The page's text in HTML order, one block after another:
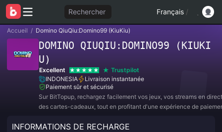
Rechercher Français /
Accueil / Domino QiuQiu:Domino99 (KiuKiu)
DOMINO QIUQIU:DOMINO99 (KIUKI
U)
Excellent
Trustpilot
INDONESIA
Livraison instantanée
Paiement sûr et sécurisé
Sur BitTopup, rechargez facilement vos jeux, vos streams en
des cartes-cadeaux, tout en profitant d'une expérience de
INFORMATIONS DE RECHARGE